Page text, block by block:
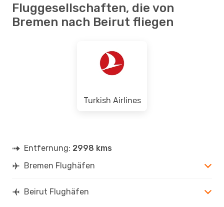
Fluggesellschaften, die von
Bremen nach Beirut fliegen
Turkish Airlines
Entfernung: 2998 kms
Bremen Flughäfen
Beirut Flughäfen